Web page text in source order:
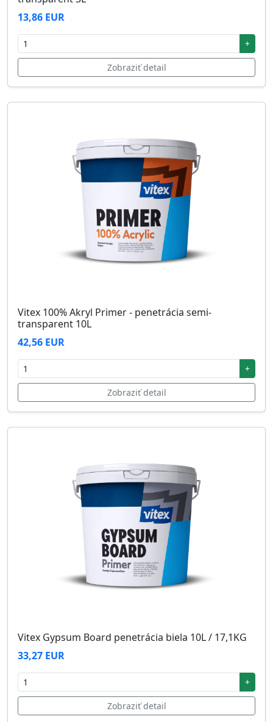
13,86 EUR
+
Zobraziť detail
Vitex 100% Akryl Primer - penetrácia semi-
transparent 10L
42,56 EUR
+
Zobraziť detail
Vitex Gypsum Board penetrácia biela 10L / 17,1KG
33,27 EUR
+
Zobraziť detail